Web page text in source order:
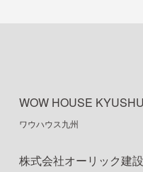
WOW HOUSE KYUSHU
ワウハウス九州
株式会社オーリック建